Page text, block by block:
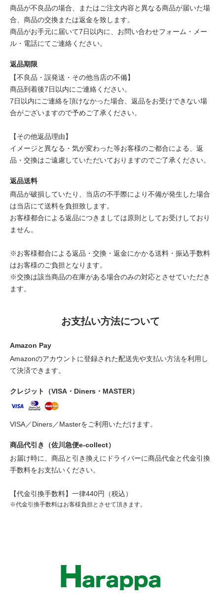
商品が不良品の場合、またはご注文内容と異なる商品が届いた場
合、商品の交換または返金を致します。
商品がお手元に届いて7日以内に、お問い合わせフォーム・メー
ル・電話にてご連絡ください。
返品期限
【不良品・誤発送・その他当店の不備】
商品到着後7日以内にご連絡ください。
7日以内にご連絡を頂けなかった場合、返品をお受けできない場
合がございますので予めご了承ください。
【その他返品理由】
イメージと異なる・気が変わった等お客様のご都合による、返
品・交換はご遠慮していただいておりますのでご了承ください。
返品送料
商品が破損していたり、当店の不手際により不備が発生した場合
は当店にて送料を負担致します。
お客様都合による返品につきましては原則としてお受けしており
ません。
※お客様都合による返品・交換・返金にかかる送料・振込手数料
はお客様のご負担となります。
※交換は該当商品の在庫がある場合のみの対応とさせていただき
ます。
お支払い方法について
Amazon Pay
Amazonのアカウントに登録された配送先や支払い方法を利用し
て決済できます。
クレジット（VISA・Diners・MASTER）
VISA／Diners／Masterをご利用いただけます。
商品代引き（佐川急便e-collect）
お届け時に、商品と引き換えにドライバーに商品代金と代金引換
手数料をお支払いください。
【代金引換手数料】一律440円（税込）
※代金引換手数料はお客様負担とさせて頂きます。